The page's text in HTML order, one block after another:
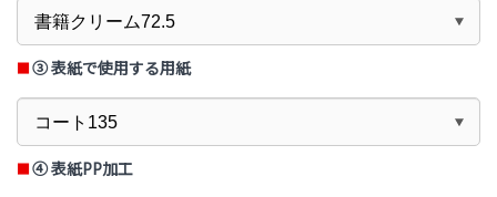
③ 表紙で使用する用紙
④ 表紙PP加工